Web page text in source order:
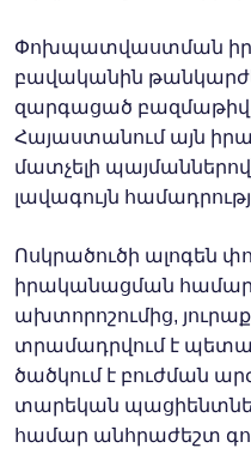
Փոխպատվաստման
բավականին
զարգացած բազմաթիվ
Հայաստանում այն
մատչելի
լավագույն
Ոսկրածուծի
իրականացման
ախտորոշումից,
տրամադրվում է
ծածկում է բուժման
տարեկան
համար անհրաժեշտ